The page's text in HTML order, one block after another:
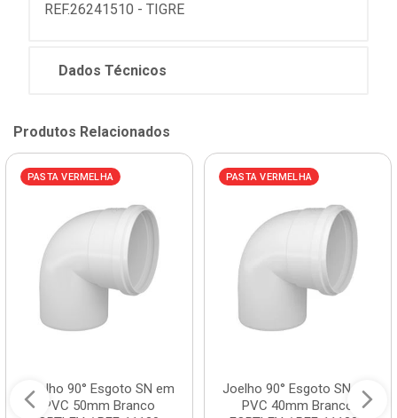
REF.26241510 - TIGRE
Dados Técnicos
Produtos Relacionados
PASTA VERMELHA
Joelho 90° Esgoto SN em
PVC 50mm Branco
PASTA VERMELHA
Joelho 90° Esgoto SN em
PVC 40mm Branco